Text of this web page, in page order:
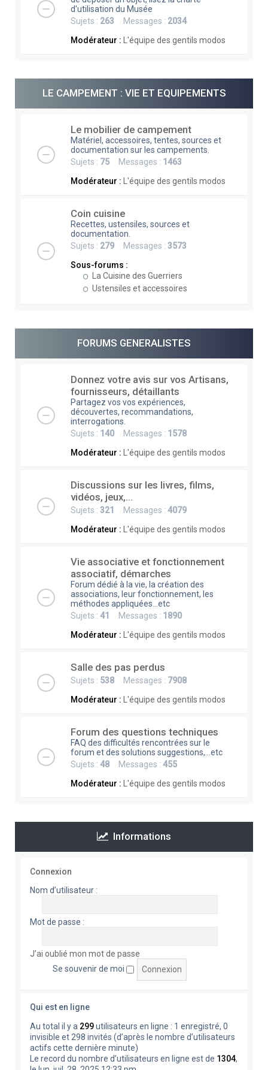
d'utilisation du Musée
Sujets : 263 Messages : 2034
Modérateur :
L'équipe des gentils modos
LE CAMPEMENT : VIE ET EQUIPEMENTS
Le mobilier de campement
Matériel, accessoires, tentes, sources et
documentation sur les campements.
Sujets : 75 Messages : 1463
Modérateur :
L'équipe des gentils modos
Coin cuisine
Recettes, ustensiles, sources et
documentation.
Sujets : 279 Messages : 3573
Sous-forums :
La Cuisine des Guerriers
Ustensiles et accessoires
FORUMS GENERALISTES
Donnez votre avis sur vos Artisans,
fournisseurs, détaillants
Partagez vos vos expériences,
découvertes, recommandations,
interrogations.
Sujets : 140 Messages : 1578
Modérateur :
L'équipe des gentils modos
Discussions sur les livres, films,
vidéos, jeux,...
Sujets : 321 Messages : 4079
Modérateur :
L'équipe des gentils modos
Vie associative et fonctionnement
associatif, démarches
Forum dédié à la vie, la création des
associations, leur fonctionnement, les
méthodes appliquées...etc
Sujets : 41 Messages : 1890
Modérateur :
L'équipe des gentils modos
Salle des pas perdus
Sujets : 538 Messages : 7908
Modérateur :
L'équipe des gentils modos
Forum des questions techniques
FAQ des difficultés rencontrées sur le
forum et des solutions suggestions,...etc
Sujets : 48 Messages : 455
Modérateur :
L'équipe des gentils modos
Informations
Connexion
Nom d’utilisateur :
Mot de passe :
J’ai oublié mon mot de passe
Se souvenir de moi
Qui est en ligne
Au total il y a 299utilisateurs en ligne : 1 enregistré, 0
invisible et 298 invités (d’après le nombre d’utilisateurs
actifs cette dernière minute)
Le record du nombre d’utilisateurs en ligne est de 1304,